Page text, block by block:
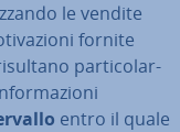
le vendite
fornite
par­ti­co­lar­
entro il quale